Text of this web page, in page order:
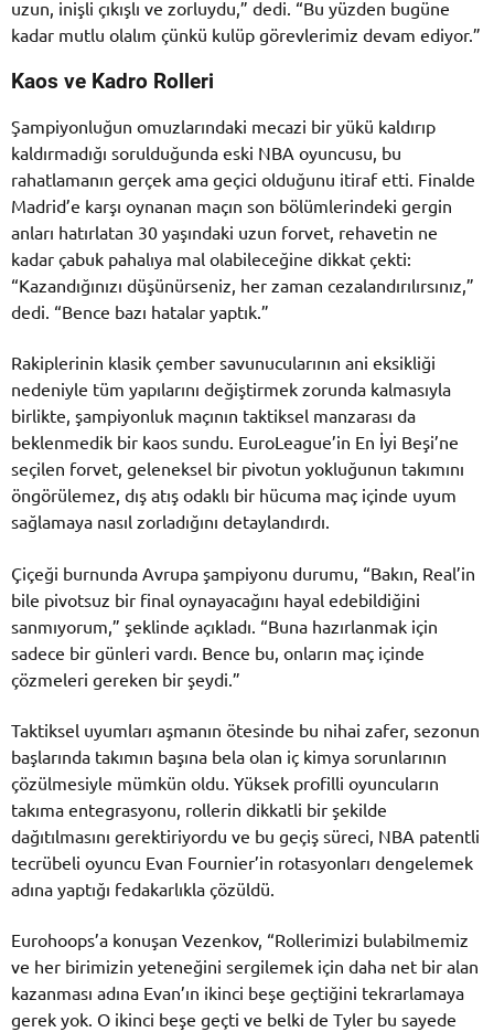
uzun, inişli çıkışlı ve zorluydu,” dedi. “Bu yüzden bugüne
kadar mutlu olalım çünkü kulüp görevlerimiz devam ediyor.”
Kaos ve Kadro Rolleri
Şampiyonluğun omuzlarındaki mecazi bir yükü kaldırıp
kaldırmadığı sorulduğunda eski NBA oyuncusu, bu
rahatlamanın gerçek ama geçici olduğunu itiraf etti. Finalde
Madrid’e karşı oynanan maçın son bölümlerindeki gergin
anları hatırlatan 30 yaşındaki uzun forvet, rehavetin ne
kadar çabuk pahalıya mal olabileceğine dikkat çekti:
“Kazandığınızı düşünürseniz, her zaman cezalandırılırsınız,”
dedi. “Bence bazı hatalar yaptık.”
Rakiplerinin klasik çember savunucularının ani eksikliği
nedeniyle tüm yapılarını değiştirmek zorunda kalmasıyla
birlikte, şampiyonluk maçının taktiksel manzarası da
beklenmedik bir kaos sundu. EuroLeague’in En İyi Beşi’ne
seçilen forvet, geleneksel bir pivotun yokluğunun takımını
öngörülemez, dış atış odaklı bir hücuma maç içinde uyum
sağlamaya nasıl zorladığını detaylandırdı.
Çiçeği burnunda Avrupa şampiyonu durumu, “Bakın, Real’in
bile pivotsuz bir final oynayacağını hayal edebildiğini
sanmıyorum,” şeklinde açıkladı. “Buna hazırlanmak için
sadece bir günleri vardı. Bence bu, onların maç içinde
çözmeleri gereken bir şeydi.”
Taktiksel uyumları aşmanın ötesinde bu nihai zafer, sezonun
başlarında takımın başına bela olan iç kimya sorunlarının
çözülmesiyle mümkün oldu. Yüksek profilli oyuncuların
takıma entegrasyonu, rollerin dikkatli bir şekilde
dağıtılmasını gerektiriyordu ve bu geçiş süreci, NBA patentli
tecrübeli oyuncu Evan Fournier’in rotasyonları dengelemek
adına yaptığı fedakarlıkla çözüldü.
Eurohoops’a konuşan Vezenkov, “Rollerimizi bulabilmemiz
ve her birimizin yeteneğini sergilemek için daha net bir alan
kazanması adına Evan’ın ikinci beşe geçtiğini tekrarlamaya
gerek yok. O ikinci beşe geçti ve belki de Tyler bu sayede